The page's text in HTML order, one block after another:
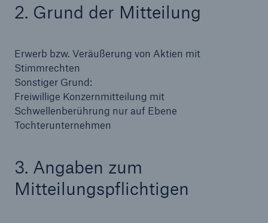
2. Grund der Mitteilung
Erwerb bzw. Veräußerung von Aktien mit
Stimmrechten
Sonstiger Grund:
Freiwillige Konzernmitteilung mit
Schwellenberührung nur auf Ebene
Tochterunternehmen
3. Angaben zum
Mitteilungspflichtigen
Marine Trend Radar 2025
versicherten Schäden aus Naturkatastrophen
seit 1980 beträgt